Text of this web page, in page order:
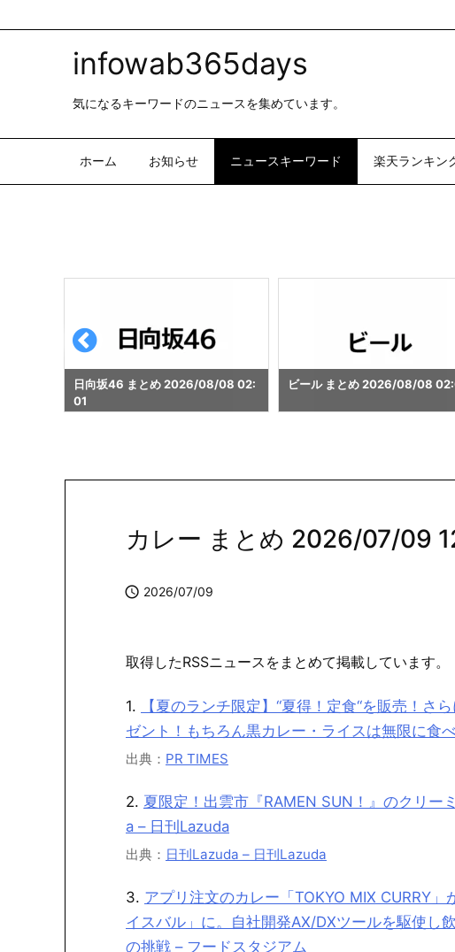
infowab365days
気になるキーワードのニュースを集めています。
ホーム お知らせ ニュースキーワード 楽天ランキン
ビール まとめ 2026/08/08 02:00 ビール まとめ 2026/08/08
カレー まとめ 2026/07/09
 2026/07/09
取得したRSSニュースをまとめて掲載しています。
1.
【夏のランチ限定】“夏得！定食“を販売！さ
ゼント！もちろん黒カレー・ライスは無限に食
出典： PR TIMES
2. 夏限定！出雲市『RAMEN SUN！』のクリー
a – 日刊Lazuda
出典： 日刊Lazuda – 日刊Lazuda
3. アプリ注文のカレー「TOKYO MIX CURRY
イスバル」に。自社開発AX/DXツールを駆使し
の挑戦 – フードスタジアム